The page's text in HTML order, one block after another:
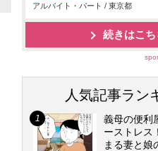
アルバイト・パート / 東京都
続きはこち
人気記事ラン
義母の便利
ーストレス
まる妻と娘